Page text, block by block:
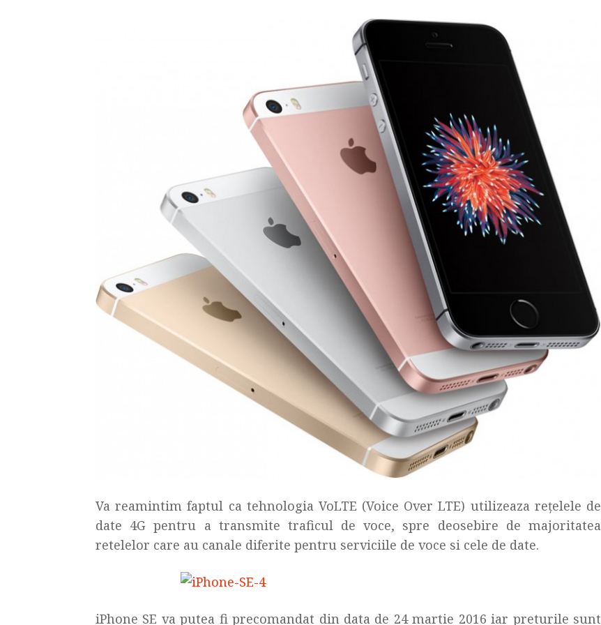
Va reamintim faptul ca tehnologia VoLTE (Voice Over LTE) utilizeaza reţelele de
date 4G pentru a transmite traficul de voce, spre deosebire de majoritatea
retelelor care au canale diferite pentru serviciile de voce si cele de date.
iPhone SE va putea fi precomandat din data de 24 martie 2016 iar preturile sunt